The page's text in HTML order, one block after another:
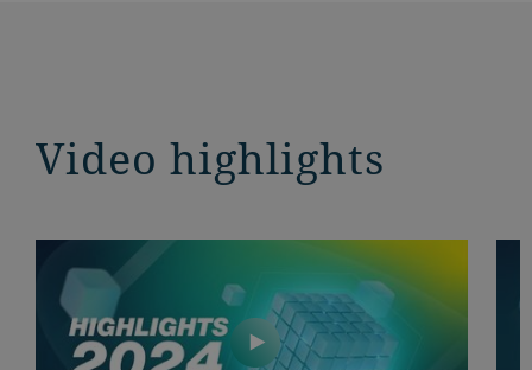
Video highlights